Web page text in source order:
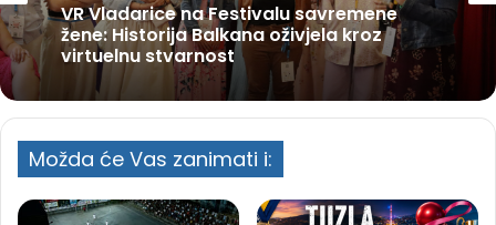
VR Vladarice na Festivalu savremene
žene: Historija Balkana oživjela kroz
virtuelnu stvarnost
Možda će Vas zanimati i: